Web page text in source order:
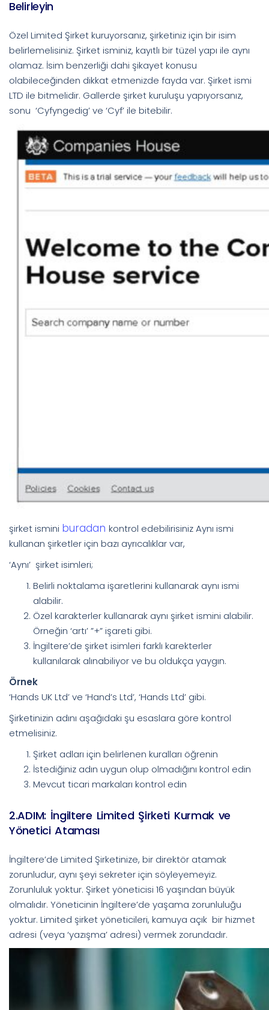
Belirleyin
Özel Limited Şirket kuruyorsanız, şirketiniz için bir isim
belirlemelisiniz. Şirket isminiz, kayıtlı bir tüzel yapı ile aynı
olamaz. İsim benzerliği dahi şikayet konusu
olabileceğinden dikkat etmenizde fayda var. Şirket ismi
LTD ile bitmelidir. Gallerde şirket kuruluşu yapıyorsanız,
sonu ‘Cyfyngedig’ ve ‘Cyf’ ile bitebilir.
şirket ismini buradan kontrol edebilirisiniz Aynı ismi
kullanan şirketler için bazı ayrıcalıklar var,
‘Aynı’ şirket isimleri;
Belirli noktalama işaretlerini kullanarak aynı ismi
alabilir.
Özel karakterler kullanarak aynı şirket ismini alabilir.
Örneğin ‘artı’ ”+” işareti gibi.
İngiltere’de şirket isimleri farklı karekterler
kullanılarak alınabiliyor ve bu oldukça yaygın.
Örnek
‘Hands UK Ltd’ ve ‘Hand’s Ltd’, ‘Hands Ltd’ gibi.
Şirketinizin adını aşağıdaki şu esaslara göre kontrol
etmelisiniz.
Şirket adları için belirlenen kuralları öğrenin
İstediğiniz adın uygun olup olmadığını kontrol edin
Mevcut ticari markaları kontrol edin
2.ADIM: İngiltere Limited Şirketi Kurmak ve
Yönetici Ataması
İngiltere’de Limited Şirketinize, bir direktör atamak
zorunludur, aynı şeyi sekreter için söyleyemeyiz.
Zorunluluk yoktur. Şirket yöneticisi 16 yaşından büyük
olmalıdır. Yöneticinin İngiltere’de yaşama zorunluluğu
yoktur. Limited şirket yöneticileri, kamuya açık bir hizmet
adresi (veya ‘yazışma’ adresi) vermek zorundadır.